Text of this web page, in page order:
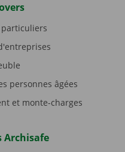
personnes âgées
et monte-charges
Archisafe